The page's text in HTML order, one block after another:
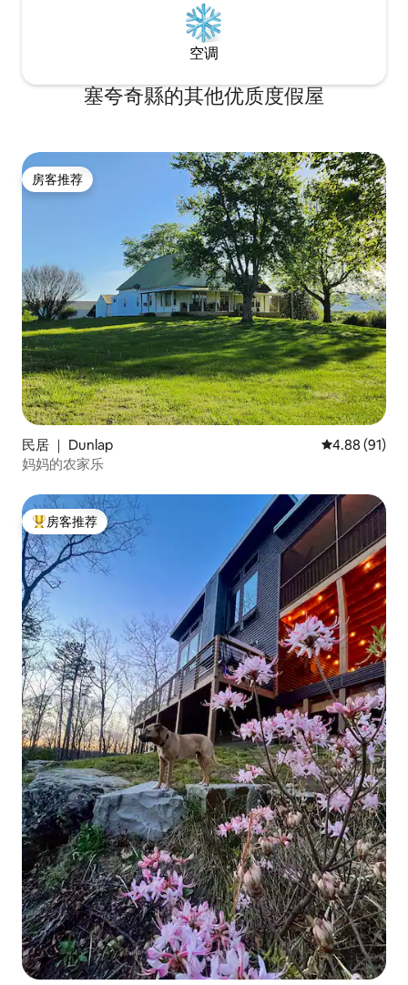
空调
塞夸奇縣的其他优质度假屋
房客推荐
房客推荐
民居 ｜ Dunlap 平均评分
4.88 (91)
妈妈的农家乐
热门「房客推荐」
房客推荐